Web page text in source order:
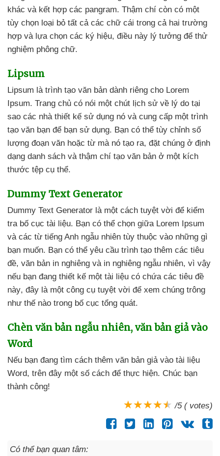
khác và kết hợp các pangram. Thậm chí còn có một
tùy chọn loại bỏ tất cả các chữ cái trong cả hai trường
hợp và lựa chọn các ký hiệu, điều này lý tưởng để thử
nghiệm phông chữ.
Lipsum
Lipsum là trình tạo văn bản dành riêng cho Lorem
Ipsum. Trang chủ có nói một chút lịch sử về lý do tại
sao các nhà thiết kế sử dụng nó và cung cấp một trình
tạo văn bạn để bạn sử dụng. Bạn có thể tùy chỉnh số
lượng đoạn văn hoặc từ mà nó tạo ra, đặt chúng ở định
dạng danh sách và thậm chí tạo văn bản ở một kích
thước tệp cụ thể.
Dummy Text Generator
Dummy Text Generator là một cách tuyệt vời để kiểm
tra bố cục tài liệu. Bạn có thể chọn giữa Lorem Ipsum
và các từ tiếng Anh ngẫu nhiên tùy thuộc vào những gì
bạn muốn. Bạn có thể yêu cầu trình tạo thêm các tiêu
đề, văn bản in nghiêng và in nghiêng ngẫu nhiên, vì vậy
nếu bạn đang thiết kế một tài liệu có chứa các tiêu đề
này, đây là một công cụ tuyệt vời để xem chúng trông
như thế nào trong bố cục tổng quát.
Chèn văn bản ngẫu nhiên, văn bản giả vào
Word
Nếu bạn đang tìm cách thêm văn bản giả vào tài liệu
Word, trên đây một số cách để thực hiện. Chúc bạn
thành công!
/5 ( votes)
Có thể bạn quan tâm: